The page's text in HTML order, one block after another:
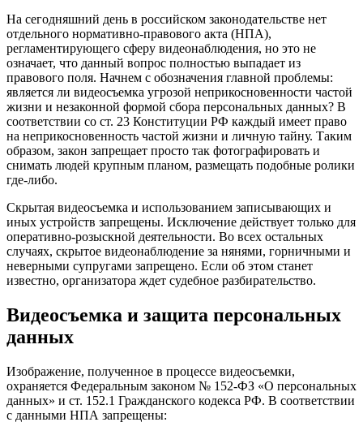
На сегодняшний день в российском законодательстве нет
отдельного нормативно-правового акта (НПА),
регламентирующего сферу видеонаблюдения, но это не
означает, что данный вопрос полностью выпадает из
правового поля. Начнем с обозначения главной проблемы:
является ли видеосъемка угрозой неприкосновенности частой
жизни и незаконной формой сбора персональных данных? В
соответствии со ст. 23 Конституции РФ каждый имеет право
на неприкосновенность частой жизни и личную тайну. Таким
образом, закон запрещает просто так фотографировать и
снимать людей крупным планом, размещать подобные ролики
где-либо.
Скрытая видеосъемка и использованием записывающих и
иных устройств запрещены. Исключение действует только для
оперативно-розыскной деятельности. Во всех остальных
случаях, скрытое видеонаблюдение за нянями, горничными и
неверными супругами запрещено. Если об этом станет
известно, организатора ждет судебное разбирательство.
Видеосъемка и защита персональных
данных
Изображение, полученное в процессе видеосъемки,
охраняется Федеральным законом № 152-ФЗ «О персональных
данных» и ст. 152.1 Гражданского кодекса РФ. В соответствии
с данными НПА запрещены: